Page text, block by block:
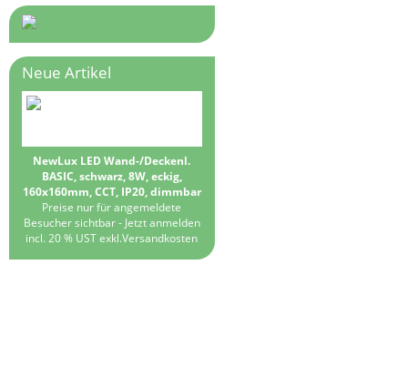
Neue Artikel
NewLux LED Wand-/Deckenl.
BASIC, schwarz, 8W, eckig,
160x160mm, CCT, IP20, dimmbar
Preise nur für angemeldete
Besucher sichtbar - Jetzt anmelden
incl. 20 % UST exkl.Versandkosten